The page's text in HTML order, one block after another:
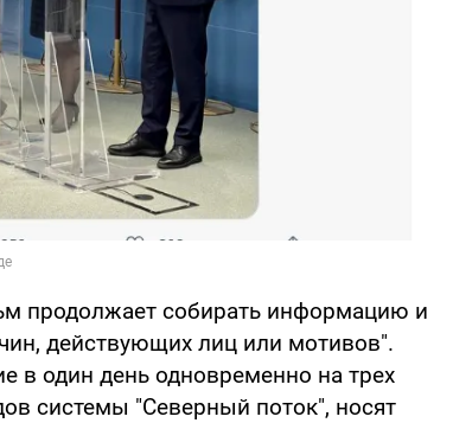
продолжает собирать информацию и
действующих лиц или мотивов".
в один день одновременно на трех
системы "Северный поток", носят